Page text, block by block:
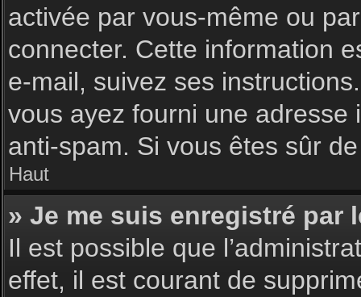
activée par vous-même ou
connecter. Cette information
e-mail, suivez ses
vous ayez fourni une adresse
anti-spam. Si vous êtes sûr
Haut
» Je me suis enregistré par
Il est possible que
effet, il est courant de